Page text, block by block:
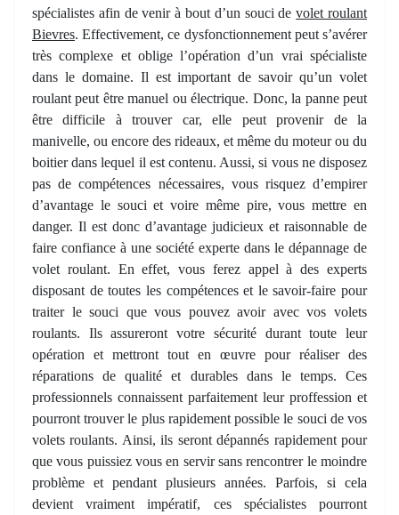
spécialistes afin de venir à bout d’un souci devolet roulant
Bievres. Effectivement, ce dysfonctionnement peut s’avérer
très complexe et oblige l’opération d’un vrai spécialiste
dans le domaine. Il est important de savoir qu’un volet
roulant peut être manuel ou électrique. Donc, la panne peut
être difficile à trouver car, elle peut provenir de la
manivelle, ou encore des rideaux, et même du moteur ou du
boitier dans lequel il est contenu. Aussi, si vous ne disposez
pas de compétences nécessaires, vous risquez d’empirer
d’avantage le souci et voire même pire, vous mettre en
danger. Il est donc d’avantage judicieux et raisonnable de
faire confiance à une société experte dans le dépannage de
volet roulant. En effet, vous ferez appel à des experts
disposant de toutes les compétences et le savoir-faire pour
traiter le souci que vous pouvez avoir avec vos volets
roulants. Ils assureront votre sécurité durant toute leur
opération et mettront tout en œuvre pour réaliser des
réparations de qualité et durables dans le temps. Ces
professionnels connaissent parfaitement leur proffession et
pourront trouver le plus rapidement possible le souci de vos
volets roulants. Ainsi, ils seront dépannés rapidement pour
que vous puissiez vous en servir sans rencontrer le moindre
problème et pendant plusieurs années. Parfois, si cela
devient vraiment impératif, ces spécialistes pourront